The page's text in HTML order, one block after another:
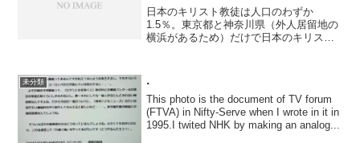
日本のキリスト教徒は人口のわずか
1.5％。東京都と神奈川県（外人居留地の
横浜があるため）だけで日本のキリスト
宣教師は強固で深淵な信...
未分類 .
This photo is the document of TV forum
(FTVA) in Nifty-Serve when I wrote in it in
1995.I twited NHK by making an analog...